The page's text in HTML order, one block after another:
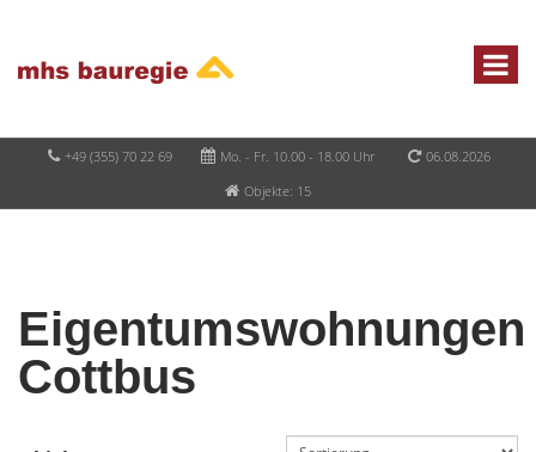
+49 (355) 70 22 69 Mo. - Fr. 10.00 - 18.00 Uhr
06.08.2026
Objekte: 15
Eigentumswohnungen
Cottbus